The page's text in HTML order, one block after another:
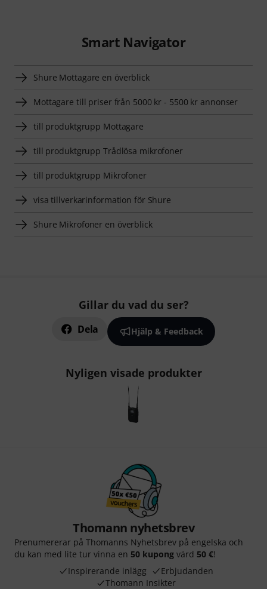
Smart Navigator
Shure Mottagare en överblick
Mottagare till priser från 5000 kr - 5500 kr annonser
till produktgrupp Mottagare
till produktgrupp Trådlösa mikrofoner
till produktgrupp Mikrofoner
visa tillverkarinformation för Shure
Shure Mikrofoner en överblick
Gillar du vad du ser?
Dela Hjälp & Feedback
Nyligen visade produkter
Thomann nyhetsbrev
Prenumererar på Thomanns Nyhetsbrev på engelska och
du kan med lite tur vinna en 50 kupong värd 50 €!
Inspirerande inlägg
Erbjudanden
Thomann Insikter